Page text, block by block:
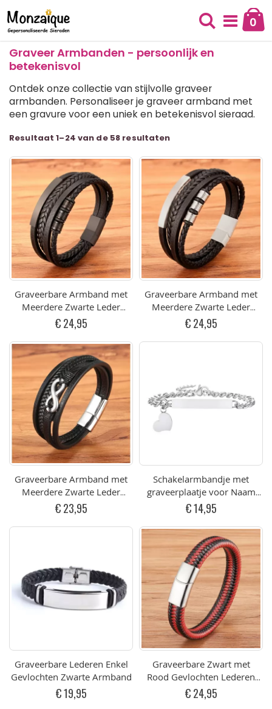
naar
de
inhoud
Cart
0
Zoek
Graveer Armbanden - persoonlijk en
betekenisvol
Ontdek onze collectie van stijlvolle graveer
armbanden. Personaliseer je graveer armband met
een gravure voor een uniek en betekenisvol sieraad.
Resultaat 1–24 van de 58 resultaten
Graveerbare Armband met
Meerdere Zwarte Leder
Banden Zwart RVS Design
(div. afmetingen)
€ 24,95
Graveerbare Armband met
Meerdere Zwarte Leder
Banden Zilverkleurig RVS
Design (div. afmetingen)
€ 24,95
Graveerbare Armband met
Meerdere Zwarte Leder
Banden Infinity (div.
afmetingen)
€ 23,95
Schakelarmbandje met
graveerplaatje voor Naam
RVS met Hartje
€ 14,95
Graveerbare Lederen Enkel
Gevlochten Zwarte Armband
€ 19,95
Graveerbare Zwart met
Rood Gevlochten Lederen
Armband met Zilverkleurige
Sluiting (div afmetingen)
€ 24,95